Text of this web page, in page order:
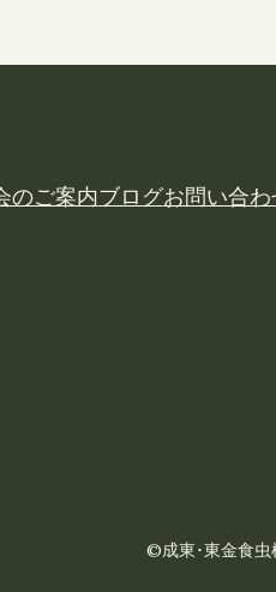
のご案内ブログお問い合わ
©成東･東金食虫